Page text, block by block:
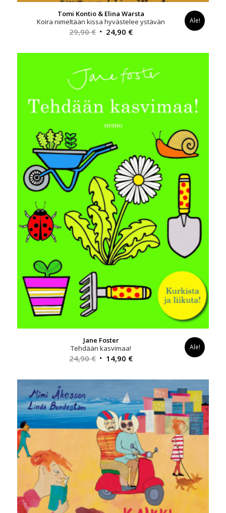
Tomi Kontio & Elina Warsta
Koira nimeltään kissa hyvästelee ystävän
29,90€ Alkuperäinen
oli:
29,90 €.
24,90 €Nykyinen
on:
24,90 €.
Ale!
Jane Foster
Tehdään kasvimaa!
24,90€ Alkuperäinen
oli:
24,90 €.
14,90 €Nykyinen
on:
14,90 €.
Ale!